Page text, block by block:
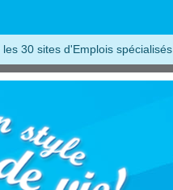
les 30 sites d'Emplois spécialisés